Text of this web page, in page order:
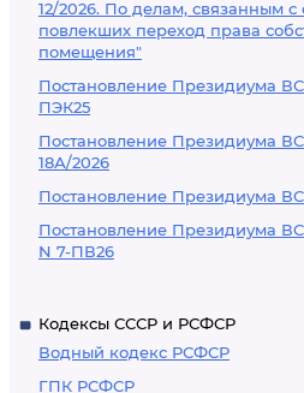
12/2026. По делам, связанным
повлекших переход права
помещения"
Постановление Президиума ВС
ПЭК25
Постановление Президиума ВС
18А/2026
Постановление Президиума ВС
Постановление Президиума
N 7-ПВ26
Кодексы СССР и РСФСР
Водный кодекс РСФСР
ГПК РСФСР